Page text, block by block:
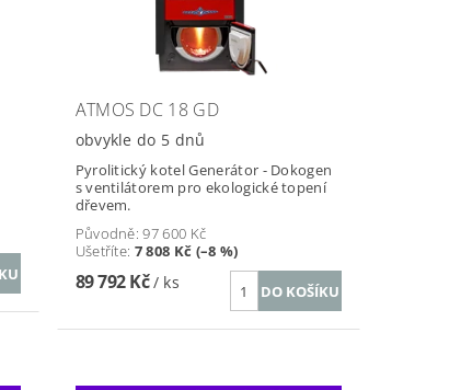
ATMOS DC 18 GD
obvykle do 5 dnů
Pyrolitický kotel Generátor - Dokogen
s ventilátorem pro ekologické topení
dřevem.
Původně:97 600 Kč
Ušetříte: 7 808 Kč (–8 %)
89 792 Kč/ ks